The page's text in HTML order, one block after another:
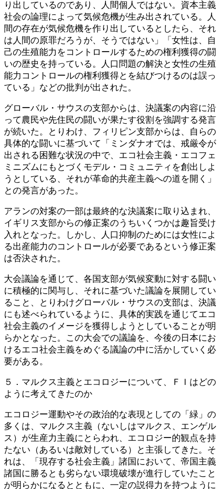
り出しているのであり、人間個人ではない。資本主義
社会の論理によって気候危機が生み出されている。人
間の存在が気候危機を作り出しているとしたら、それ
は人間の原罪だろうが、そうではない」「女性は、自
己の生殖能力をコントロールするための権利獲得の闘
いの歴史を持っている。人口問題の解決と女性の生殖
能力コントロールの権利獲得とを結びつけるのは誤っ
ている」などの批判が出された。
グローバル・サウスの支部からは、決議案の内容に沿
って農民や先住民の闘いが果たす役割を強調する発言
が続いた。とりわけ、フィリピン支部からは、自らの
具体的な闘いに基づいて「ミンダナオでは、戒厳令が
出される困難な状況の中で、エコ社会主義・エコフェ
ミニズムにもとづくモデル・コミュニティを創出しよ
うとしている、それが革命的共産主義への道を開く」
との発言があった。
アランの対案の一部は最終的な決議案に取り込まれ、
イギリス支部からの修正案のうちいくつかは趣旨受け
入れとなった。しかし、人口抑制のためには女性によ
る出産能力のコントロールが必要であるという修正案
は否決された。
大会議論を通じて、各国支部が気候変動に対する闘い
に積極的に関与し、それに基づいた議論を展開してい
ること、とりわけグローバル・サウスの支部は、決議
にも述べられているように、具体的実践を通じてエコ
社会主義のイメージを獲得しようとしていることが明
らかとなった。この大会での議論を、今後の日本にお
けるエコ社会主義をめぐる議論の中に活かしていく必
要がある。
５．マルクス主義とエコロジーについて、ＦＩはどの
ように考えてきたのか
エコロジー運動やその政治的な表現としての「緑」の
多くは、マルクス主義（ないしはマルクス、エンゲル
ス）が生産力主義にとらわれ、エコロジー的観点を持
たない（あるいは敵対している）と主張してきた。そ
れは、「現存する社会主義」諸国において、帝国主義
諸国に勝るとも劣らない環境破壊が進行していたこと
が明らかになるとともに、一定の説得力を持つように